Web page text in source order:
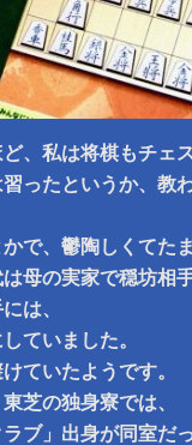
、私は将棋もチェ
ったというか、教
かで、鬱陶しくてた
母の実家で穏坊相
は、
ていました。
ていたようです。
芝の独身寮では、
ブ」出身が同室だ